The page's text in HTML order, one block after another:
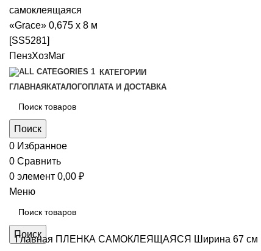
КАТЕГОРИИ
ГЛАВНАЯ КАТАЛОГОПЛАТА И ДОСТАВКА
Поиск
0 Избранное
0 Сравнить
0 элемент 0,00 ₽
Меню
Поиск
Главная ПЛЕНКА САМОКЛЕЯЩАЯСЯ Ширина 67 см